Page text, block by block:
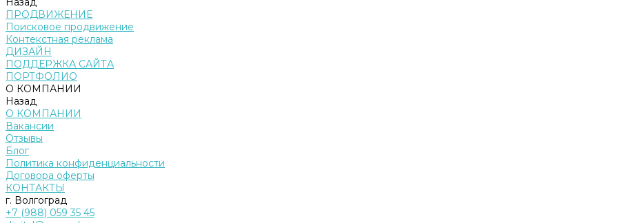
ПРОДВИЖЕНИЕ
Поисковое продвижение
Контекстная реклама
ДИЗАЙН
ПОДДЕРЖКА САЙТА
ПОРТФОЛИО
О КОМПАНИИ
Назад
О КОМПАНИИ
Вакансии
Отзывы
Блог
Политика конфиденциальности
Договора оферты
КОНТАКТЫ
г. Волгоград
+7 (988) 059 35 45